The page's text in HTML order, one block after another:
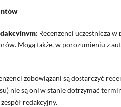
Recenzenci uczestniczą w
Mogą także, w porozumieniu z
zobowiązani są dostarczyć
nie są oni w stanie dotrzymać
redakcyjny.